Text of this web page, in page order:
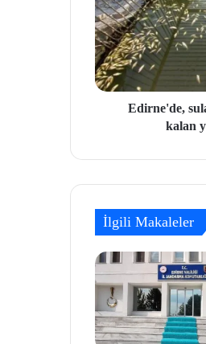
Edirne'de,
kalan
İlgili Makaleler